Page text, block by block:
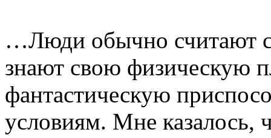
…Люди обычно считают
знают свою физическую
фантастическую
условиям. Мне казалось,